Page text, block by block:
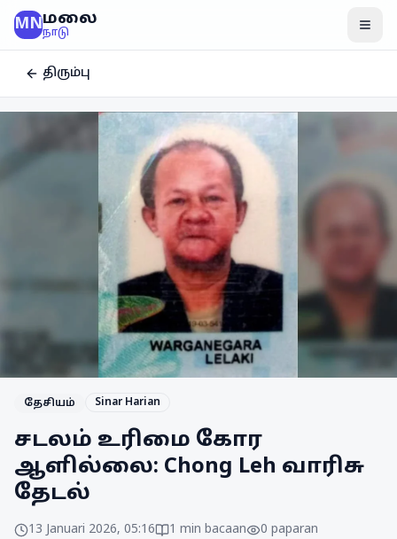
MNமலை
நாடு
திரும்பு
தேசியம் Sinar Harian
சடலம் உரிமை கோர
ஆளில்லை: Chong Leh வாரிசு
தேடல்
13 Januari 2026, 05:16 1 min bacaan 0 paparan